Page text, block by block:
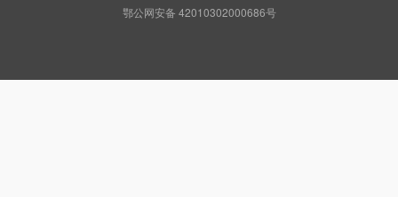
鄂公网安备 42010302000686号